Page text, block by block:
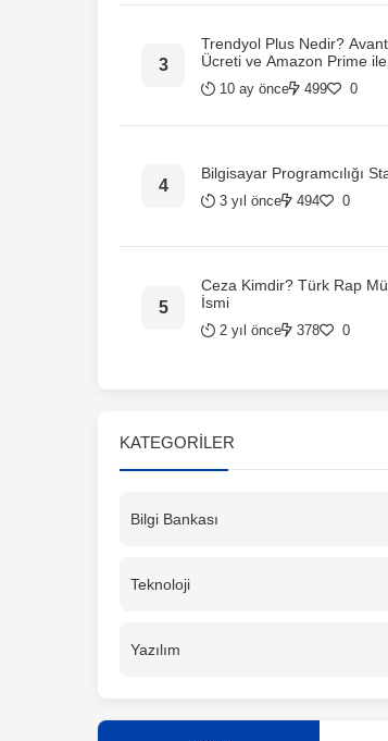
Trendyol Plus Nedir?
Ücreti ve Amazon Prime ile
10 ay önce 499 0
Bilgisayar Programcılığı
3 yıl önce 494 0
Ceza Kimdir? Türk Rap
İsmi
2 yıl önce 378 0
KATEGORILER
Bilgi Bankası
Teknoloji
Yazılım